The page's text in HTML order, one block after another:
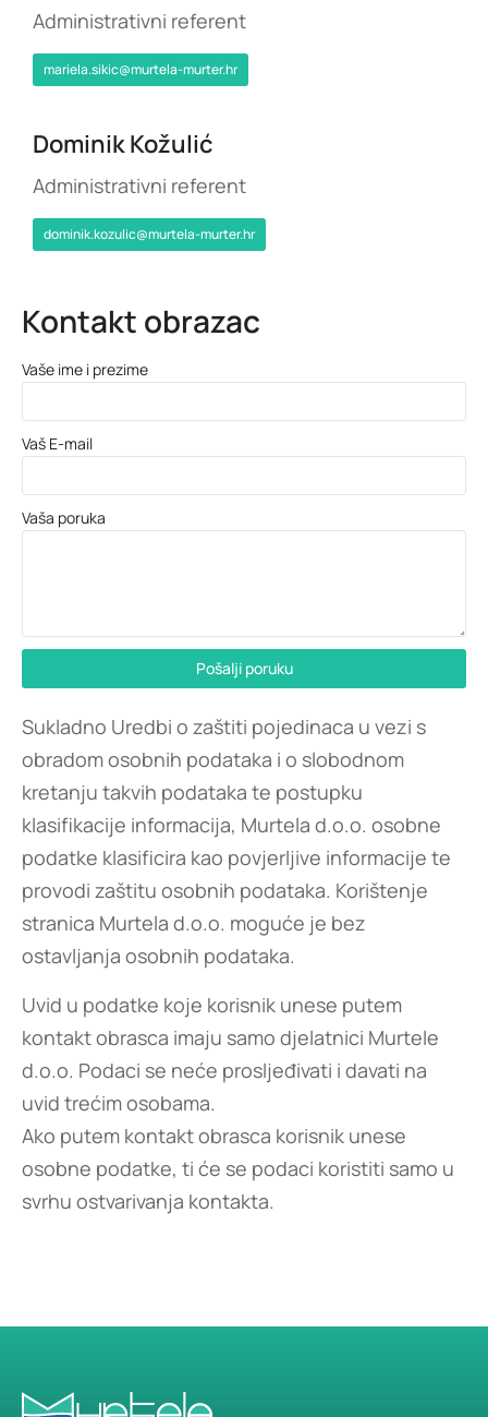
Administrativni referent
mariela.sikic@murtela-murter.hr
Dominik Kožulić
Administrativni referent
dominik.kozulic@murtela-murter.hr
Kontakt obrazac
Vaše ime i prezime
Vaš E-mail
Vaša poruka
Pošalji poruku
Sukladno Uredbi o zaštiti pojedinaca u vezi s
obradom osobnih podataka i o slobodnom
kretanju takvih podataka te postupku
klasifikacije informacija, Murtela d.o.o. osobne
podatke klasificira kao povjerljive informacije te
provodi zaštitu osobnih podataka. Korištenje
stranica Murtela d.o.o. moguće je bez
ostavljanja osobnih podataka.
Uvid u podatke koje korisnik unese putem
kontakt obrasca imaju samo djelatnici Murtele
d.o.o. Podaci se neće prosljeđivati i davati na
uvid trećim osobama.
Ako putem kontakt obrasca korisnik unese
osobne podatke, ti će se podaci koristiti samo u
svrhu ostvarivanja kontakta.